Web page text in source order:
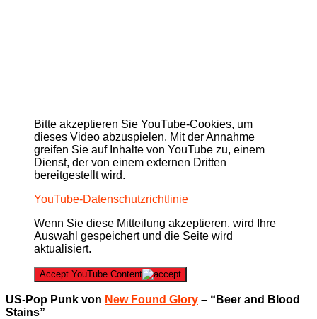
Bitte akzeptieren Sie YouTube-Cookies, um
dieses Video abzuspielen. Mit der Annahme
greifen Sie auf Inhalte von YouTube zu, einem
Dienst, der von einem externen Dritten
bereitgestellt wird.
YouTube-Datenschutzrichtlinie
Wenn Sie diese Mitteilung akzeptieren, wird Ihre
Auswahl gespeichert und die Seite wird
aktualisiert.
Accept YouTube Content
US-Pop Punk von New Found Glory – “Beer and Blood
Stains”